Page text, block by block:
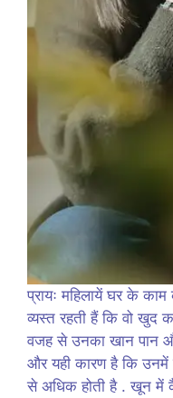
प्रायः महिलायें घर के
व्यस्त रहती हैं कि वो खुद
वजह से उनका खान पान
और यही कारण है कि उनमें
से अधिक होती है . खून में